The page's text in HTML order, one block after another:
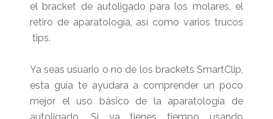
el bracket de autoligado para los molares, el
retiro de aparatología, así como varios trucos
tips.
Ya seas usuario o no de los brackets SmartClip,
esta guía te ayudara a comprender un poco
mejor el uso básico de la aparatología de